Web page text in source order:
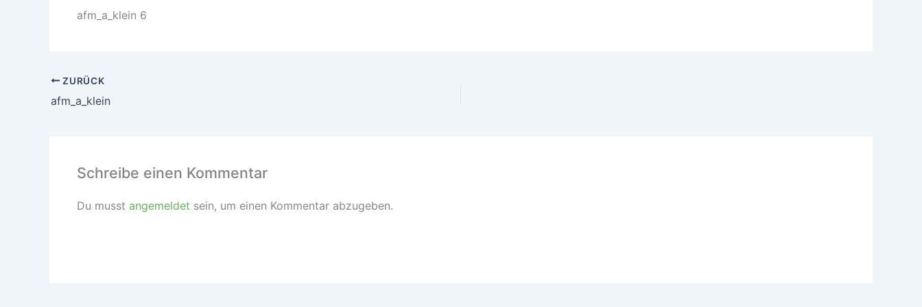
afm_a_klein 6
ZURÜCK
afm_a_klein
Schreibe einen Kommentar
Du musst angemeldet sein, um einen Kommentar abzugeben.